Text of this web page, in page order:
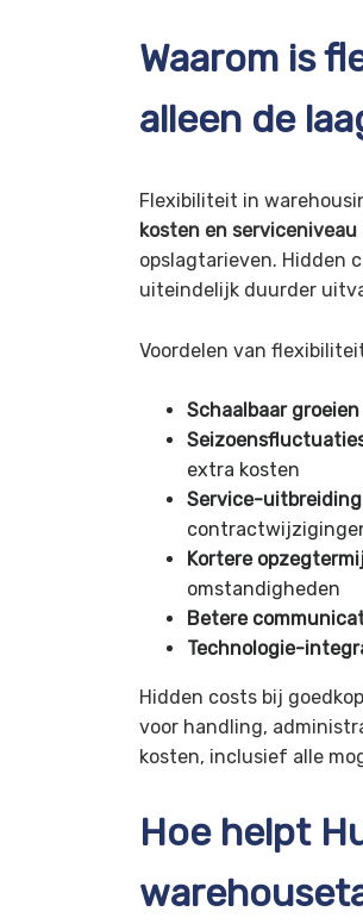
Waarom is
alleen de
Flexibiliteit in
kosten en serviceniveau
opslagtarieven. Hidden
uiteindelijk duurder
Voordelen van
Schaalbaar groeien
extra kosten
Service-
Kortere
omstandigheden
Betere
Technologie-
Hidden costs bij
voor handling,
kosten, inclusief alle
Hoe helpt